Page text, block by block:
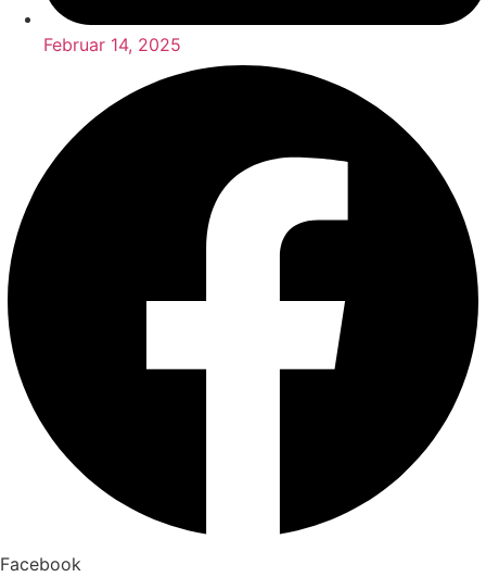
Februar 14, 2025
Facebook